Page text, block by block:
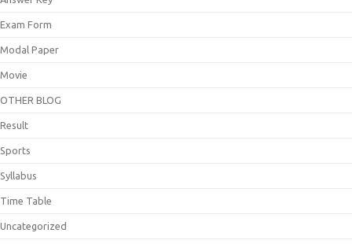
Exam Form
Modal Paper
Movie
OTHER BLOG
Result
Sports
Syllabus
Time Table
Uncategorized